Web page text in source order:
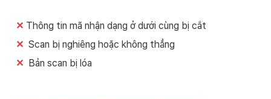
✕ Thông tin mã nhận dạng ở dưới cùng bị cắt
✕ Scan bị nghiêng hoặc không thẳng
✕ Bản scan bị lóa